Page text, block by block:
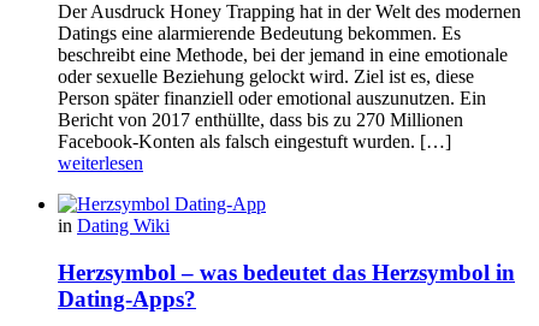
Der Ausdruck Honey Trapping hat in der Welt des modernen
Datings eine alarmierende Bedeutung bekommen. Es
beschreibt eine Methode, bei der jemand in eine emotionale
oder sexuelle Beziehung gelockt wird. Ziel ist es, diese
Person später finanziell oder emotional auszunutzen. Ein
Bericht von 2017 enthüllte, dass bis zu 270 Millionen
Facebook-Konten als falsch eingestuft wurden. […]
weiterlesen
in Dating Wiki
Herzsymbol – was bedeutet das Herzsymbol in
Dating-Apps?